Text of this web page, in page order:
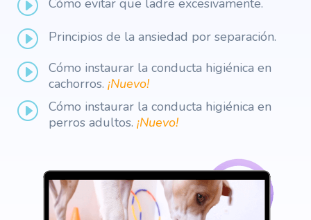
I Cómo evitar que ladre excesivamente.
I Principios de la ansiedad por separación.
I
Cómo instaurar la conducta higiénica en
cachorros. ¡Nuevo!
I
Cómo instaurar la conducta higiénica en
perros adultos. ¡Nuevo!